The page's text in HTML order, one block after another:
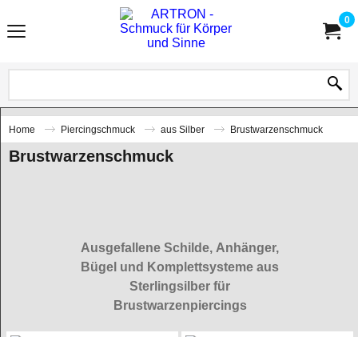
0
Home Piercingschmuck aus Silber Brustwarzenschmuck
Brustwarzenschmuck
Ausgefallene Schilde, Anhänger,
Bügel und Komplettsysteme aus
Sterlingsilber für
Brustwarzenpiercings